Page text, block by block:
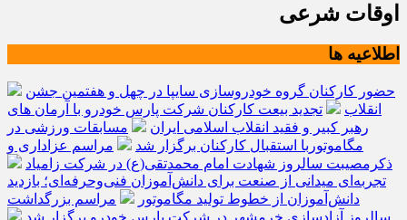
اوقات شرعی
اطلاعیه ها
حضور کارکنان گروه خودروسازی سایپا در چهل و هفتمین جشن
انقلاب
تجدید بیعت کارکنان شرکت پارس خودرو با آرمان های
رهبر کبیر و فقید انقلاب اسلامی ایران
مسابقات ورزشی در
مگاموتوربا استقبال کارکنان برگزار شد
مراسم عزاداری و
ذکرمصیبت سالروز شهادت امام محمدتقی(ع) در شرکت زامیاد
تجربه‌ای میدانی از صنعت برای دانش‌آموزان فنی‌وحرفه‌ای؛ بازدید
دانش‌آموزان از خطوط تولید مگاموتور
مراسم بزرگداشت
سالروز آزادسازی خرمشهر در شرکت پارس خودرو برگزار شد